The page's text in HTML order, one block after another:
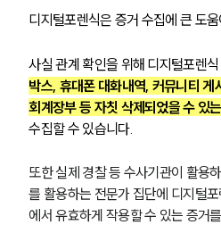
디지털포렌식은 증거 수집에 큰 도움
사실 관계 확인을 위해 디지털포렌
박스, 휴대폰 대화내역, 커뮤니티
회계장부 등 자칫 삭제되었을 수 있
수집할 수 있습니다.
또한 실제 경찰 등 수사기관이 활용
를 활용하는 전문가 집단에 디지털
에서 유효하게 작용할 수 있는 증거